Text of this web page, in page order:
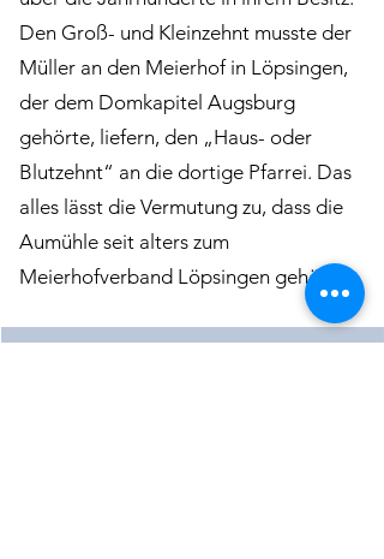
Den Groß- und Kleinzehnt musste der
Müller an den Meierhof in Löpsingen,
der dem Domkapitel Augsburg
gehörte, liefern, den „Haus- oder
Blutzehnt“ an die dortige Pfarrei. Das
alles lässt die Vermutung zu, dass die
Aumühle seit alters zum
Meierhofverband Löpsingen gehörte.